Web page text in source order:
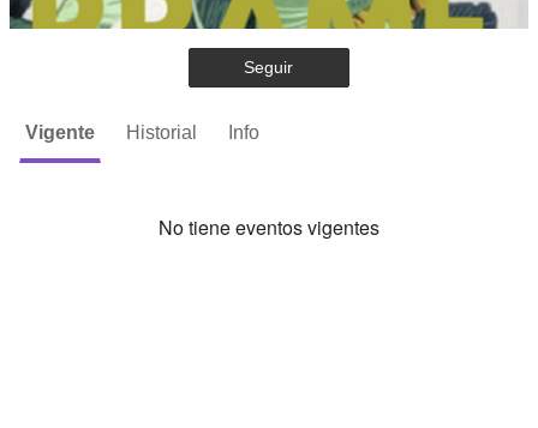
Seguir
Vigente Historial Info
No tiene eventos vigentes